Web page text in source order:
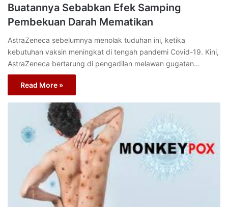
Buatannya Sebabkan Efek Samping
Pembekuan Darah Mematikan
AstraZeneca sebelumnya menolak tuduhan ini, ketika
kebutuhan vaksin meningkat di tengah pandemi Covid-19. Kini,
AstraZeneca bertarung di pengadilan melawan gugatan…
Read More »